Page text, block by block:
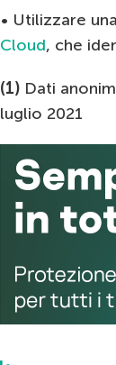
• Utilizzare
Cloud, che
(1) Dati
luglio 2021